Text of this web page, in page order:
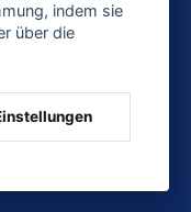
indem sie
über die